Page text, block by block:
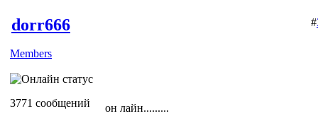
dorr666
Members
3771 сообщений
#
он лайн.........